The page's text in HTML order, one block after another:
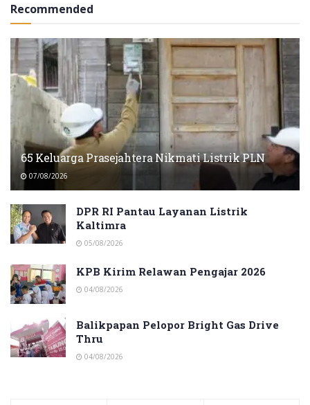
Recommended
65 Keluarga Prasejahtera Nikmati Listrik PLN
07/08/2026
DPR RI Pantau Layanan Listrik
Kaltimra
05/08/2026
KPB Kirim Relawan Pengajar 2026
04/08/2026
Balikpapan Pelopor Bright Gas Drive
Thru
04/08/2026